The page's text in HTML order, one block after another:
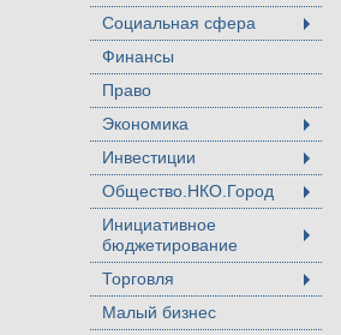
Социальная сфера
Финансы
Право
Экономика
Инвестиции
Общество.НКО.Город
Инициативное
бюджетирование
Торговля
Малый бизнес